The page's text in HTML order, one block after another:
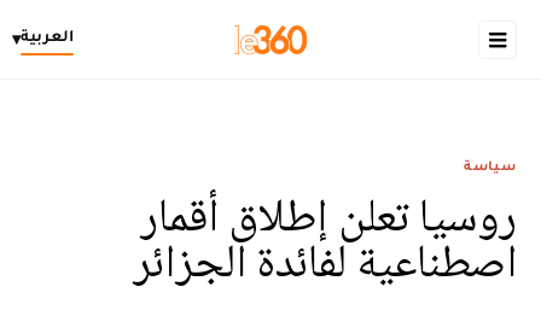
العربية▾
سياسة
روسيا تعلن إطلاق أقمار
اصطناعية لفائدة الجزائر